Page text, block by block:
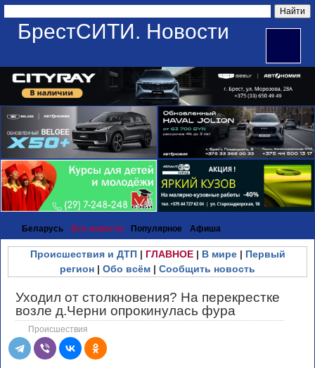
БрестСИТИ. Новости
Беларусь Все новости Популярное Афиша
Происшествия и ДТП| ГЛАВНОЕ| В мире| Первый
регион | Обо всём | Сообщить новость
Уходил от столкновения? На перекрестке
возле д.Черни опрокинулась фура
Происшествия